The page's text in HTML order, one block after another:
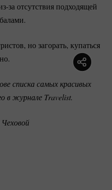
за отсутствия подходящей
но загорать, купаться
списка самых красивых
в журнале Travelist.
Чеховой